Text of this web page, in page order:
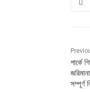
পার্কে
সম্পূর্ণ